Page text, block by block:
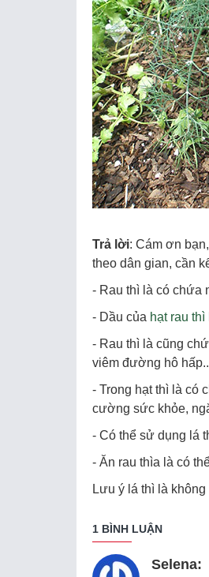
Trả lời: Cám ơn
theo dân gian, cần
- Rau thì là có chứa
- Dầu của hạt rau thì
- Rau thì là cũng
viêm đường hô hấp..
- Trong hạt thì là có
cường sức khỏe,
- Có thể sử dụng lá
- Ăn rau thìa là có
Lưu ý lá thì là
1 BÌNH LUẬN
Selena: